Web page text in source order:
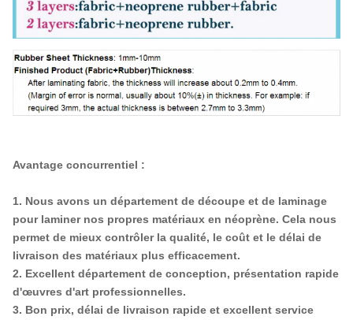
Avantage concurrentiel :
1. Nous avons un département de découpe et de laminage
pour laminer nos propres matériaux en néoprène. Cela nous
permet de mieux contrôler la qualité, le coût et le délai de
livraison des matériaux plus efficacement.
2. Excellent département de conception, présentation rapide
d'œuvres d'art professionnelles.
3. Bon prix, délai de livraison rapide et excellent service